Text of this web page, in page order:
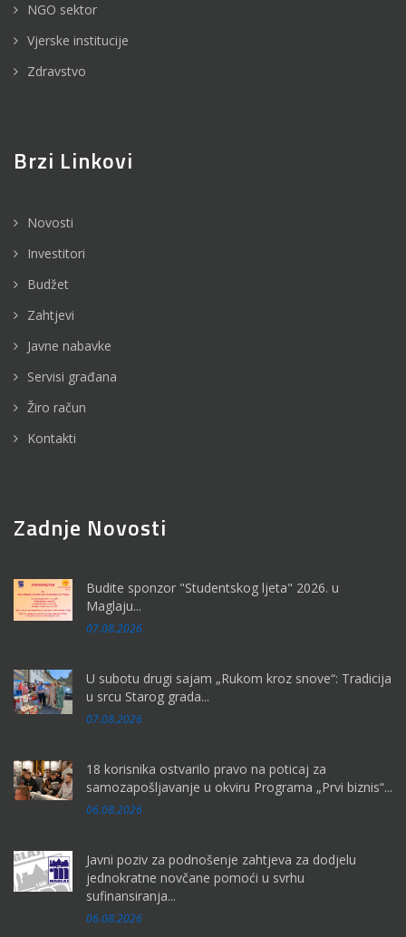
NGO sektor
Vjerske institucije
Zdravstvo
Brzi Linkovi
Novosti
Investitori
Budžet
Zahtjevi
Javne nabavke
Servisi građana
Žiro račun
Kontakti
Zadnje Novosti
Budite sponzor "Studentskog ljeta" 2026. u
Maglaju...
07.08.2026
U subotu drugi sajam „Rukom kroz snove“: Tradicija
u srcu Starog grada...
07.08.2026
18 korisnika ostvarilo pravo na poticaj za
samozapošljavanje u okviru Programa „Prvi biznis“...
06.08.2026
Javni poziv za podnošenje zahtjeva za dodjelu
jednokratne novčane pomoći u svrhu
sufinansiranja...
06.08.2026